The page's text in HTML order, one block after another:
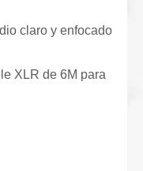
claro y enfocado
XLR de 6M para